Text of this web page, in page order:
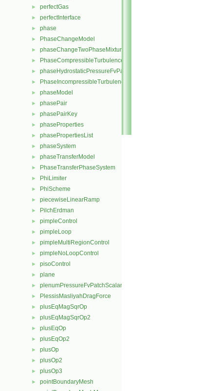
► perfectGas
► perfectInterface
► phase
► PhaseChangeModel
► phaseChangeTwoPhaseMixture
► PhaseCompressibleTurbulenceModel
► phaseHydrostaticPressureFvPatchScalarField
► PhaseIncompressibleTurbulenceModel
► phaseModel
► phasePair
► phasePairKey
► phaseProperties
► phasePropertiesList
► phaseSystem
► phaseTransferModel
► PhaseTransferPhaseSystem
► PhiLimiter
► PhiScheme
► piecewiseLinearRamp
► PilchErdman
► pimpleControl
► pimpleLoop
► pimpleMultiRegionControl
► pimpleNoLoopControl
► pisoControl
► plane
► plenumPressureFvPatchScalarField
► PlessisMasliyahDragForce
► plusEqMagSqrOp
► plusEqMagSqrOp2
► plusEqOp
► plusEqOp2
► plusOp
► plusOp2
► plusOp3
► pointBoundaryMesh